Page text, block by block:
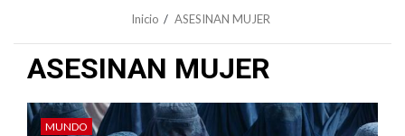
Inicio ASESINAN MUJER
ASESINAN MUJER
MUNDO